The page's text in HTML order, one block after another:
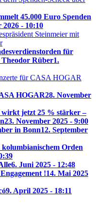
45.000 Euro Spenden
2026 - 10:10
für
Rüber1.
HOGAR28. November
wirkt jetzt 25 % stärker –
23. November 2025 - 9:00
in Bonn12. September
Orden
6. Juni 2025 - 12:48
!14. Mai 2025
9. April 2025 - 18:11